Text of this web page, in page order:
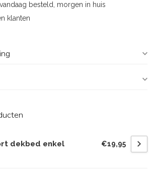
besteld, morgen in huis
klanten
dekbed enkel €19,95